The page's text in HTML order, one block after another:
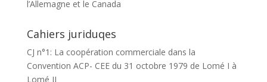
l’Allemagne et le Canada
Cahiers juriduqes
CJ n°1: La coopération commerciale dans la
Convention ACP- CEE du 31 octobre 1979 de Lomé I à
Lomé II